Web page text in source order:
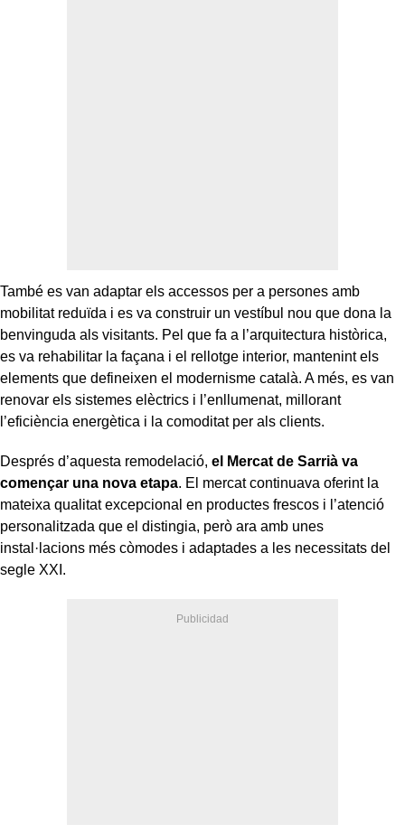
També es van adaptar els accessos per a persones amb
mobilitat reduïda i es va construir un vestíbul nou que dona la
benvinguda als visitants. Pel que fa a l’arquitectura històrica,
es va rehabilitar la façana i el rellotge interior, mantenint els
elements que defineixen el modernisme català. A més, es van
renovar els sistemes elèctrics i l’enllumenat, millorant
l’eficiència energètica i la comoditat per als clients.
Després d’aquesta remodelació, el Mercat de Sarrià va
començar una nova etapa. El mercat continuava oferint la
mateixa qualitat excepcional en productes frescos i l’atenció
personalitzada que el distingia, però ara amb unes
instal·lacions més còmodes i adaptades a les necessitats del
segle XXI.